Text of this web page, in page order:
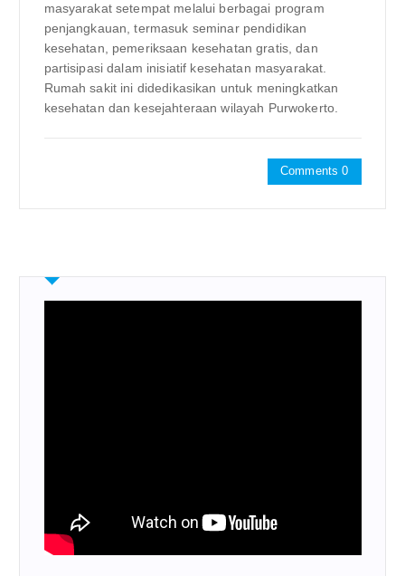
masyarakat setempat melalui berbagai program
penjangkauan, termasuk seminar pendidikan
kesehatan, pemeriksaan kesehatan gratis, dan
partisipasi dalam inisiatif kesehatan masyarakat.
Rumah sakit ini didedikasikan untuk meningkatkan
kesehatan dan kesejahteraan wilayah Purwokerto.
Comments 0